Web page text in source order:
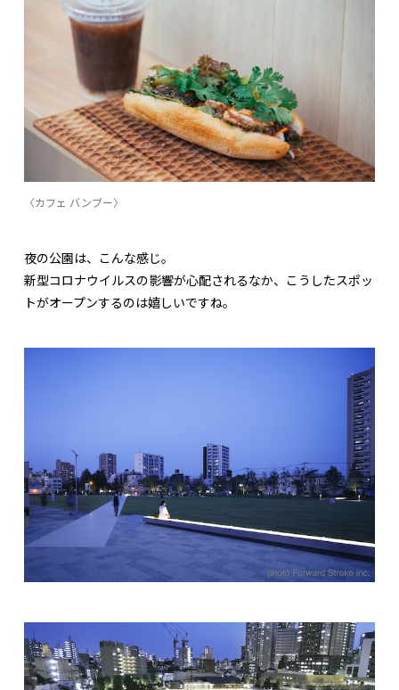
〈カフェ バンブー〉
夜の公園は、こんな感じ。
新型コロナウイルスの影響が心配されるなか、こうしたスポッ
トがオープンするのは嬉しいですね。